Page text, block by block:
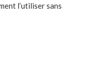
l’utiliser sans